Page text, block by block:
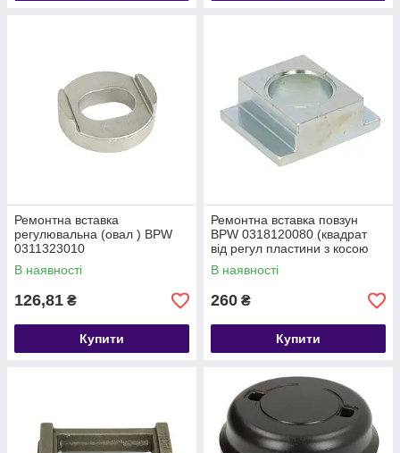
Ремонтна вставка
регулювальна (овал ) BPW
0311323010
В наявності
126,81 ₴
Купити
Ремонтна вставка повзун
BPW 0318120080 (квадрат
від регул пластини з косою
прорізом )
В наявності
260 ₴
Купити